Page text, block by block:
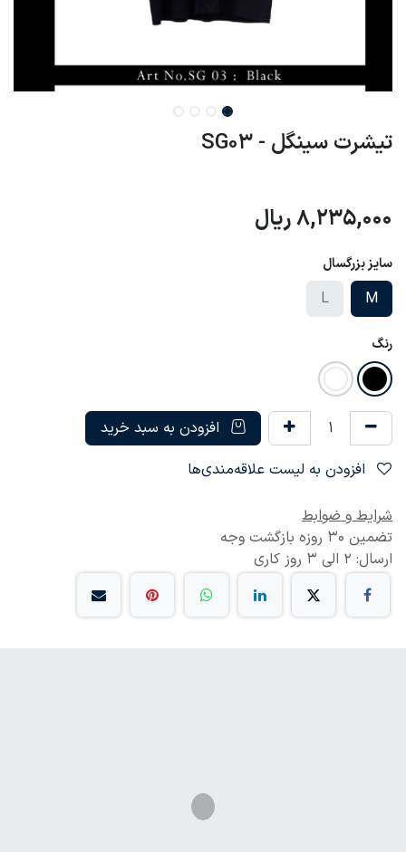
تیشرت سینگل - SG03
8,235,000ریال
سایز بزرگسال
M
L
رنگ
افزودن به سبد خرید
شرایط و ضوابط
تضمین 30 روزه بازگشت وجه
ارسال: 2 الی 3 روز کاری